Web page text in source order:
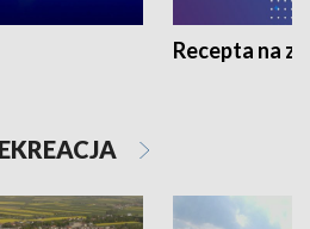
Recepta na